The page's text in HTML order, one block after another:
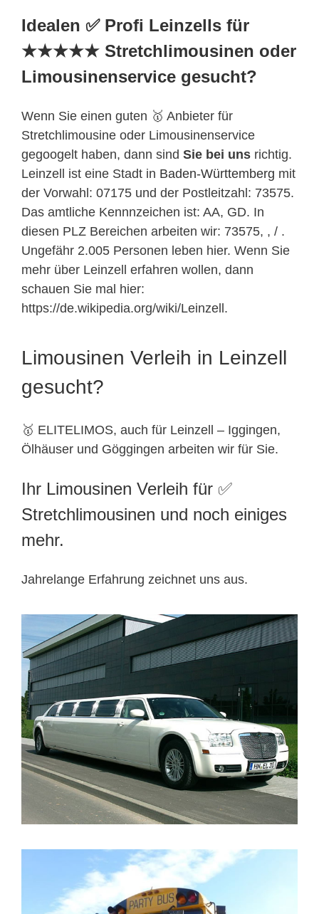
Idealen ✅ Profi Leinzells für
★★★★★ Stretchlimousinen oder
Limousinenservice gesucht?
Wenn Sie einen guten 🥇 Anbieter für
Stretchlimousine oder Limousinenservice
gegoogelt haben, dann sind Sie bei uns richtig.
Leinzell ist eine Stadt in Baden-Württemberg mit
der Vorwahl: 07175 und der Postleitzahl: 73575.
Das amtliche Kennnzeichen ist: AA, GD. In
diesen PLZ Bereichen arbeiten wir: 73575, , / .
Ungefähr 2.005 Personen leben hier. Wenn Sie
mehr über Leinzell erfahren wollen, dann
schauen Sie mal hier:
https://de.wikipedia.org/wiki/Leinzell.
Limousinen Verleih in Leinzell
gesucht?
🥇 ELITELIMOS, auch für Leinzell – Iggingen,
Ölhäuser und Göggingen arbeiten wir für Sie.
Ihr Limousinen Verleih für ✅
Stretchlimousinen und noch einiges
mehr.
Jahrelange Erfahrung zeichnet uns aus.